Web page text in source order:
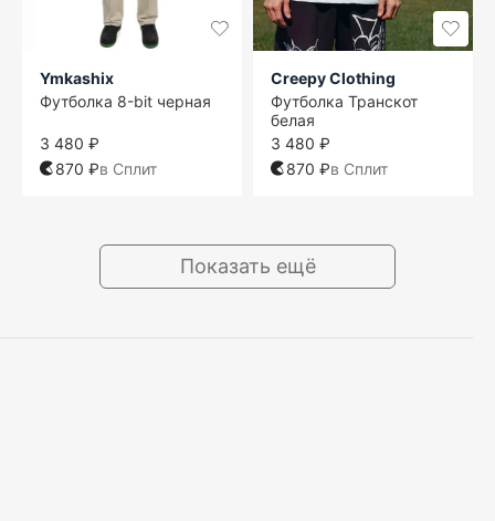
Ymkashix
Футболка 8-bit черная
3 480 ₽
870 ₽в Сплит
Creepy Clothing
Футболка Транскот
белая
3 480 ₽
870 ₽в Сплит
Показать ещё